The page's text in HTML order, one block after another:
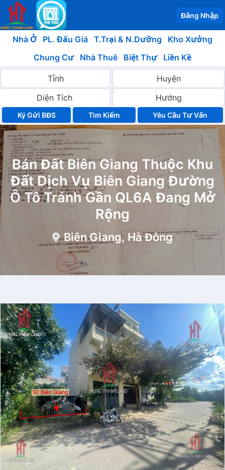
Đăng Nhập
Nhà Ở PL. Đấu Giá T.Trại & N.Dưỡng
Kho Xưởng
Chung Cư
Nhà Thuê Biệt Thự Liền Kề
Ký Gửi BĐS Yêu Cầu Tư Vấn
Bán Đất Biên Giang Thuộc Khu
Đất Dịch Vụ Biên Giang Đường
Ô Tô Tránh Gần QL6A Đang Mở
Rộng
Biên Giang, Hà Đông